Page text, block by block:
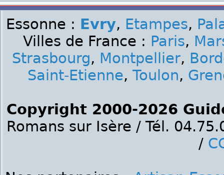
Essonne : Evry, Etampes,
Villes de France : Paris,
Strasbourg, Montpellier,
Saint-Etienne, Toulon,
Copyright 2000-2026
Romans sur Isère / Tél.
/